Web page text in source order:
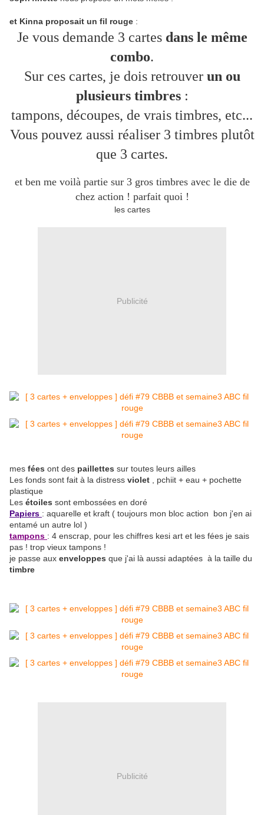
et Kinna proposait un fil rouge :
Je vous demande 3 cartes dans le même
combo.
Sur ces cartes, je dois retrouver un ou
plusieurs timbres:
tampons, découpes, de vrais timbres, etc...
Vous pouvez aussi réaliser 3 timbres plutôt
que 3 cartes.
et ben me voilà partie sur 3 gros timbres avec le die de
chez action ! parfait quoi !
les cartes
Publicité
mes fées ont des paillettes sur toutes leurs ailles
Les fonds sont fait à la distress violet
, pchiit + eau + pochette
plastique
Les étoiles sont embossées en doré
Papiers : aquarelle et kraft ( toujours mon bloc action bon j'en ai
entamé un autre lol )
tampons : 4 enscrap, pour les chiffres kesi art et les fées je sais
pas ! trop vieux tampons !
je passe aux enveloppes que j'ai là aussi adaptées à la taille du
timbre
Publicité